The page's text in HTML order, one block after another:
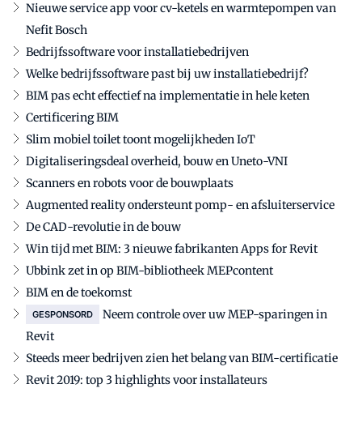
Nieuwe service app voor cv-ketels en warmtepompen van
Nefit Bosch
Bedrijfssoftware voor installatiebedrijven
Welke bedrijfssoftware past bij uw installatiebedrijf?
BIM pas echt effectief na implementatie in hele keten
Certificering BIM
Slim mobiel toilet toont mogelijkheden IoT
Digitaliseringsdeal overheid, bouw en Uneto-VNI
Scanners en robots voor de bouwplaats
Augmented reality ondersteunt pomp- en afsluiterservice
De CAD-revolutie in de bouw
Win tijd met BIM: 3 nieuwe fabrikanten Apps for Revit
Ubbink zet in op BIM-bibliotheek MEPcontent
BIM en de toekomst
GESPONSORD
Neem controle over uw MEP-sparingen in
Revit
Steeds meer bedrijven zien het belang van BIM-certificatie
Revit 2019: top 3 highlights voor installateurs